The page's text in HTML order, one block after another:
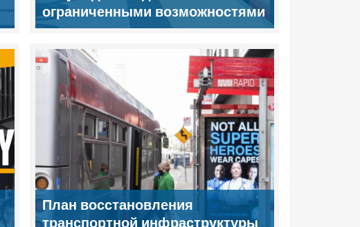
ограниченными возможностями
План восстановления
транспортной инфраструктуры